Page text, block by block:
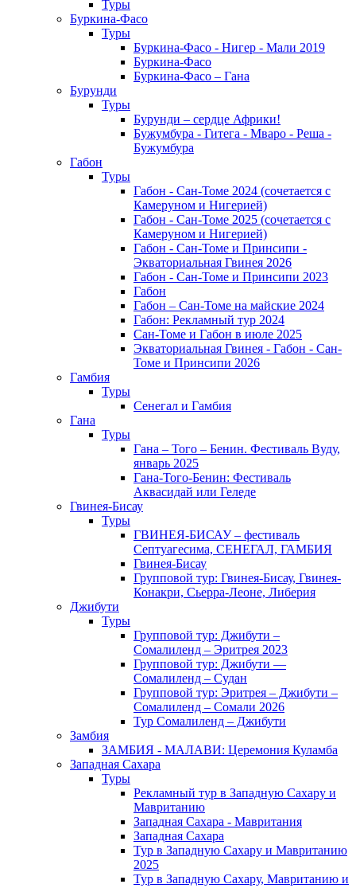
Туры
Буркина-Фасо
Туры
Буркина-Фасо - Нигер - Мали 2019
Буркина-Фасо
Буркина-Фасо – Гана
Бурунди
Туры
Бурунди – сердце Африки!
Бужумбура - Гитега - Мваро - Реша -
Бужумбура
Габон
Туры
Габон - Сан-Томе 2024 (сочетается с
Камеруном и Нигерией)
Габон - Сан-Томе 2025 (сочетается с
Камеруном и Нигерией)
Габон - Сан-Томе и Принсипи -
Экваториальная Гвинея 2026
Габон - Сан-Томе и Принсипи 2023
Габон
Габон – Сан-Томе на майские 2024
Габон: Рекламный тур 2024
Сан-Томе и Габон в июле 2025
Экваториальная Гвинея - Габон - Сан-
Томе и Принсипи 2026
Гамбия
Туры
Сенегал и Гамбия
Гана
Туры
Гана – Того – Бенин. Фестиваль Вуду,
январь 2025
Гана-Того-Бенин: Фестиваль
Аквасидай или Геледе
Гвинея-Бисау
Туры
ГВИНЕЯ-БИСАУ – фестиваль
Септуагесима, СЕНЕГАЛ, ГАМБИЯ
Гвинея-Бисау
Групповой тур: Гвинея-Бисау, Гвинея-
Конакри, Сьерра-Леоне, Либерия
Джибути
Туры
Групповой тур: Джибути –
Cомалиленд – Эритрея 2023
Групповой тур: Джибути —
Сомалиленд – Судан
Групповой тур: Эритрея – Джибути –
Сомалиленд – Сомали 2026
Тур Cомалиленд – Джибути
Замбия
ЗАМБИЯ - МАЛАВИ: Церемония Куламба
Западная Сахара
Туры
Рекламный тур в Западную Сахару и
Мавританию
Западная Сахара - Мавритания
Западная Сахара
Тур в Западную Сахару и Мавританию
2025
Тур в Западную Сахару, Мавританию и